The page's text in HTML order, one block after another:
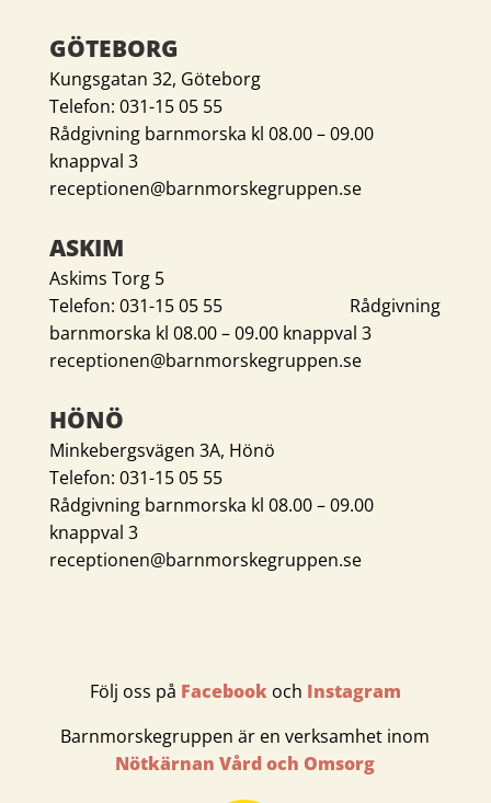
GÖTEBORG
Kungsgatan 32, Göteborg
Telefon: 031-15 05 55
Rådgivning barnmorska kl 08.00 – 09.00
knappval 3
receptionen@barnmorskegruppen.se
ASKIM
Askims Torg 5
Telefon: 031-15 05 55 Rådgivning
barnmorska kl 08.00 – 09.00 knappval 3
receptionen@barnmorskegruppen.se
HÖNÖ
Minkebergsvägen 3A, Hönö
Telefon: 031-15 05 55
Rådgivning barnmorska kl 08.00 – 09.00
knappval 3
receptionen@barnmorskegruppen.se
Följ oss på Facebookoch Instagram
Barnmorskegruppen är en verksamhet inom
Nötkärnan Vård och Omsorg